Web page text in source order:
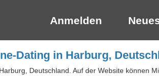
Anmelden
Dating in Harburg,
Deutschland. Auf der Website können